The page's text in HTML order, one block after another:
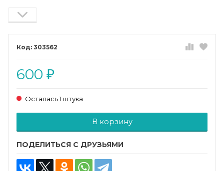
303562
600 ₽
Осталась 1 штука
В корзину
ПОДЕЛИТЬСЯ С ДРУЗЬЯМИ